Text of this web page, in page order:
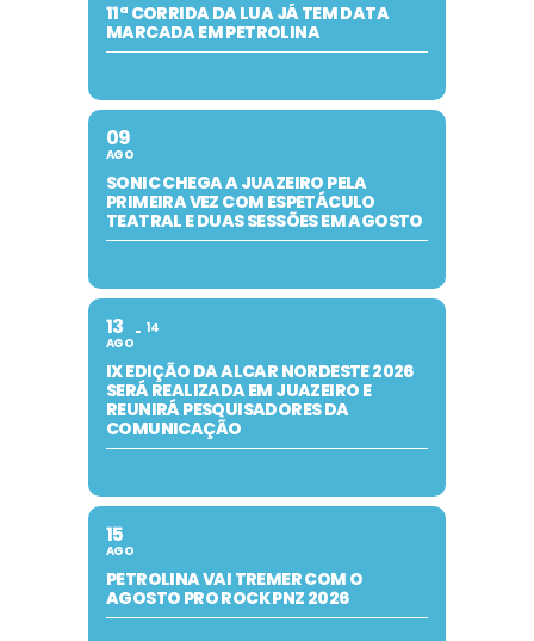
11ª CORRIDA DA LUA JÁ TEM DATA
MARCADA EM PETROLINA
09
AGO
SONIC CHEGA A JUAZEIRO PELA
PRIMEIRA VEZ COM ESPETÁCULO
TEATRAL E DUAS SESSÕES EM AGOSTO
13
AGO
14
IX EDIÇÃO DA ALCAR NORDESTE 2026
SERÁ REALIZADA EM JUAZEIRO E
REUNIRÁ PESQUISADORES DA
COMUNICAÇÃO
15
AGO
PETROLINA VAI TREMER COM O
AGOSTO PRO ROCK PNZ 2026